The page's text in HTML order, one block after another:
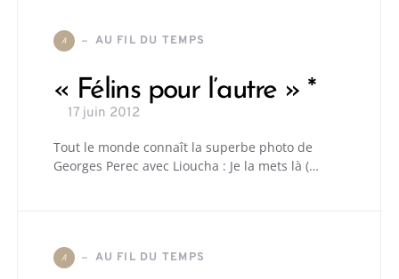
A AU FIL DU TEMPS
« Félins pour l’autre » *
17 juin 2012
Tout le monde connaît la superbe photo de
Georges Perec avec Lioucha : Je la mets là (…
A AU FIL DU TEMPS